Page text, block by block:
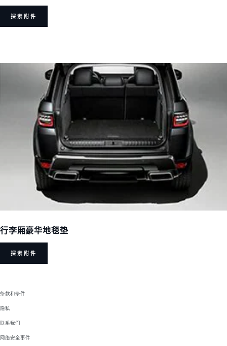
探索附件
行李厢豪华地毯垫
探索附件
条款和条件
隐私
联系我们
网络安全事件